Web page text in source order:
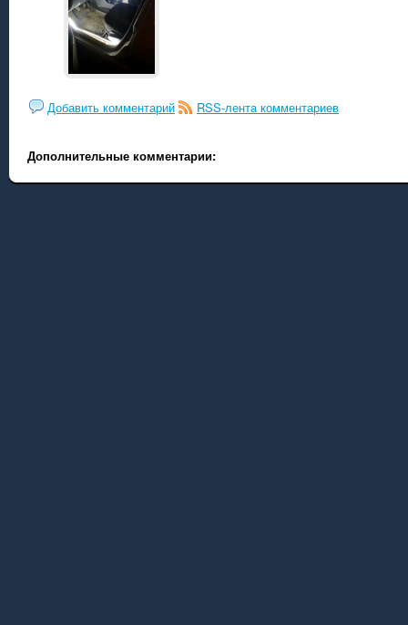
Добавить комментарий RSS-лента комментариев
Дополнительные комментарии: